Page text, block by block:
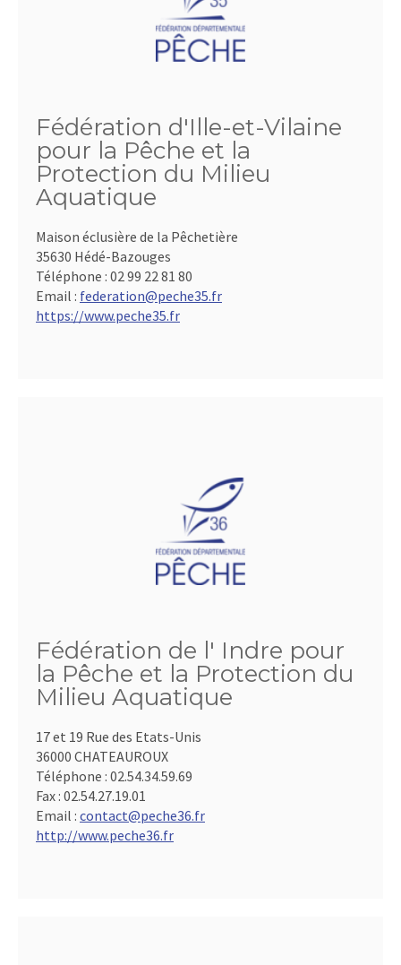
Fédération d'Ille-et-Vilaine
pour la Pêche et la
Protection du Milieu
Aquatique
Maison éclusière de la Pêchetière
35630 Hédé-Bazouges
Téléphone : 02 99 22 81 80
Email : federation@peche35.fr
https://www.peche35.fr
Fédération de l' Indre pour
la Pêche et la Protection du
Milieu Aquatique
17 et 19 Rue des Etats-Unis
36000 CHATEAUROUX
Téléphone : 02.54.34.59.69
Fax : 02.54.27.19.01
Email : contact@peche36.fr
http://www.peche36.fr